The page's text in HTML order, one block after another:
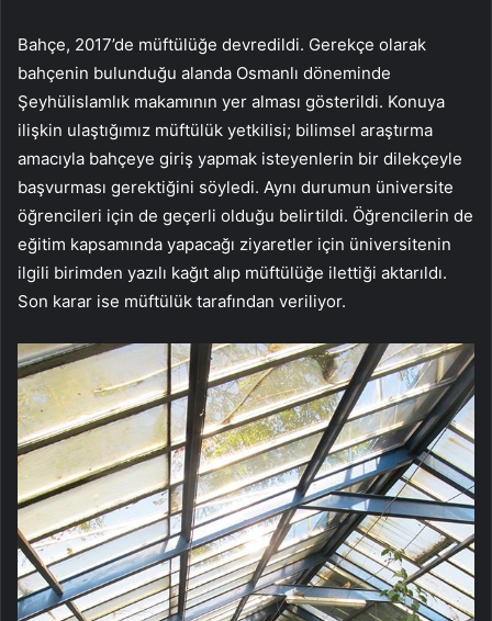
Bahçe, 2017’de müftülüğe devredildi. Gerekçe olarak
bahçenin bulunduğu alanda Osmanlı döneminde
Şeyhülislamlık makamının yer alması gösterildi. Konuya
ilişkin ulaştığımız müftülük yetkilisi; bilimsel araştırma
amacıyla bahçeye giriş yapmak isteyenlerin bir dilekçeyle
başvurması gerektiğini söyledi. Aynı durumun üniversite
öğrencileri için de geçerli olduğu belirtildi. Öğrencilerin de
eğitim kapsamında yapacağı ziyaretler için üniversitenin
ilgili birimden yazılı kağıt alıp müftülüğe ilettiği aktarıldı.
Son karar ise müftülük tarafından veriliyor.